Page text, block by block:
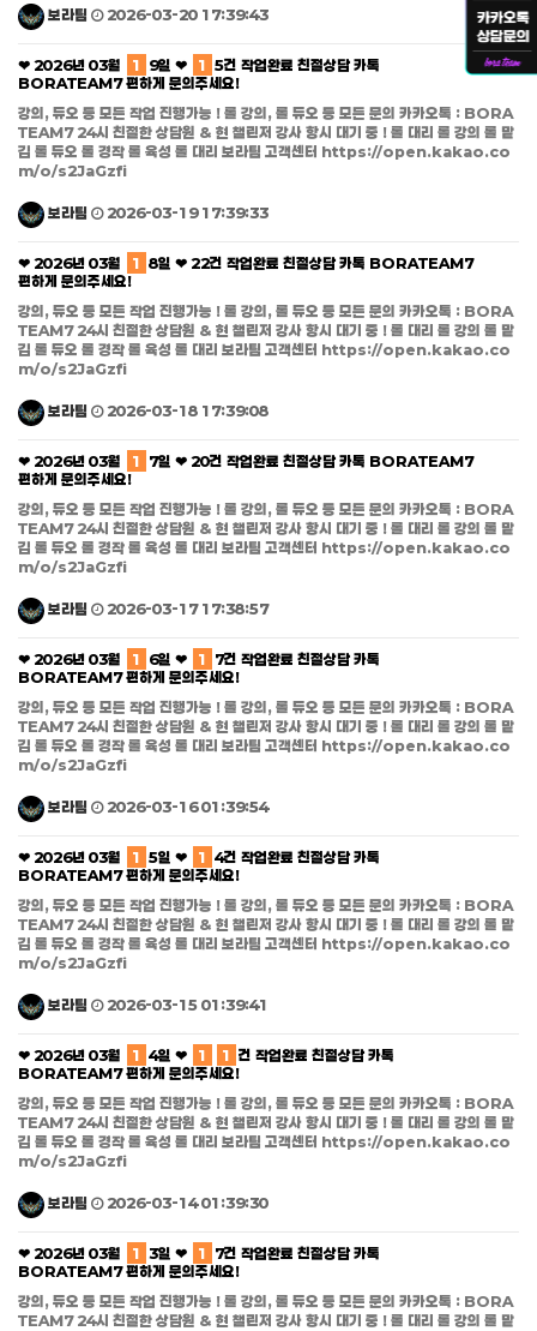
보라팀 2026-03-20 17:39:43
❤ 2026년 03월 1 9일 ❤ 1 5건 작업완료 친절상담 카톡
BORATEAM7 편하게 문의주세요!
강의, 듀오 등 모든 작업 진행가능 ! 롤 강의, 롤 듀오 등 모든 문의 카카오톡 : BORA
TEAM7 24시 친절한 상담원 & 현 챌린저 강사 항시 대기 중 ! 롤 대리 롤 강의 롤 맡
김 롤 듀오 롤 경작 롤 육성 롤 대리 보라팀 고객센터 https://open.kakao.co
m/o/s2JaGzfi
보라팀 2026-03-19 17:39:33
❤ 2026년 03월 1 8일 ❤ 22건 작업완료 친절상담 카톡 BORATEAM7
편하게 문의주세요!
강의, 듀오 등 모든 작업 진행가능 ! 롤 강의, 롤 듀오 등 모든 문의 카카오톡 : BORA
TEAM7 24시 친절한 상담원 & 현 챌린저 강사 항시 대기 중 ! 롤 대리 롤 강의 롤 맡
김 롤 듀오 롤 경작 롤 육성 롤 대리 보라팀 고객센터 https://open.kakao.co
m/o/s2JaGzfi
보라팀 2026-03-18 17:39:08
❤ 2026년 03월 1
7일 ❤ 20건 작업완료 친절상담 카톡 BORATEAM7
편하게 문의주세요!
강의, 듀오 등 모든 작업 진행가능 ! 롤 강의, 롤 듀오 등 모든 문의 카카오톡 : BORA
TEAM7 24시 친절한 상담원 & 현 챌린저 강사 항시 대기 중 ! 롤 대리 롤 강의 롤 맡
김 롤 듀오 롤 경작 롤 육성 롤 대리 보라팀 고객센터 https://open.kakao.co
m/o/s2JaGzfi
보라팀 2026-03-17 17:38:57
❤ 2026년 03월 1 6일 ❤ 1
7건 작업완료 친절상담 카톡
BORATEAM7 편하게 문의주세요!
강의, 듀오 등 모든 작업 진행가능 ! 롤 강의, 롤 듀오 등 모든 문의 카카오톡 : BORA
TEAM7 24시 친절한 상담원 & 현 챌린저 강사 항시 대기 중 ! 롤 대리 롤 강의 롤 맡
김 롤 듀오 롤 경작 롤 육성 롤 대리 보라팀 고객센터 https://open.kakao.co
m/o/s2JaGzfi
보라팀 2026-03-16 01:39:54
❤ 2026년 03월 1 5일 ❤ 1 4건 작업완료 친절상담 카톡
BORATEAM7 편하게 문의주세요!
강의, 듀오 등 모든 작업 진행가능 ! 롤 강의, 롤 듀오 등 모든 문의 카카오톡 : BORA
TEAM7 24시 친절한 상담원 & 현 챌린저 강사 항시 대기 중 ! 롤 대리 롤 강의 롤 맡
김 롤 듀오 롤 경작 롤 육성 롤 대리 보라팀 고객센터 https://open.kakao.co
m/o/s2JaGzfi
보라팀 2026-03-15 01:39:41
❤ 2026년 03월 1 4일 ❤ 1 1 건 작업완료 친절상담 카톡
BORATEAM7 편하게 문의주세요!
강의, 듀오 등 모든 작업 진행가능 ! 롤 강의, 롤 듀오 등 모든 문의 카카오톡 : BORA
TEAM7 24시 친절한 상담원 & 현 챌린저 강사 항시 대기 중 ! 롤 대리 롤 강의 롤 맡
김 롤 듀오 롤 경작 롤 육성 롤 대리 보라팀 고객센터 https://open.kakao.co
m/o/s2JaGzfi
보라팀 2026-03-14 01:39:30
❤ 2026년 03월 1 3일 ❤ 1
7건 작업완료 친절상담 카톡
BORATEAM7 편하게 문의주세요!
강의, 듀오 등 모든 작업 진행가능 ! 롤 강의, 롤 듀오 등 모든 문의 카카오톡 : BORA
TEAM7 24시 친절한 상담원 & 현 챌린저 강사 항시 대기 중 ! 롤 대리 롤 강의 롤 맡